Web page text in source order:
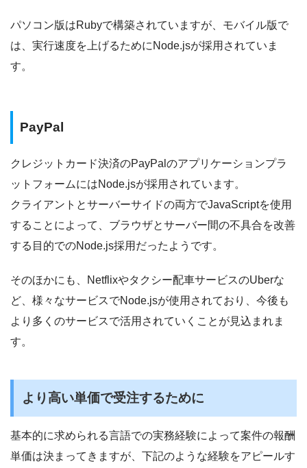
パソコン版はRubyで構築されていますが、モバイル版で
は、実行速度を上げるためにNode.jsが採用されていま
す。
PayPal
クレジットカード決済のPayPalのアプリケーションプラ
ットフォームにはNode.jsが採用されています。
クライアントとサーバーサイドの両方でJavaScriptを使用
することによって、ブラウザとサーバー間の不具合を改善
する目的でのNode.js採用だったようです。
そのほかにも、Netflixやタクシー配車サービスのUberな
ど、様々なサービスでNode.jsが使用されており、今後も
より多くのサービスで活用されていくことが見込まれま
す。
より高い単価で受注するために
基本的に求められる言語での実務経験によって案件の報酬
単価は決まってきますが、下記のような経験をアピールす